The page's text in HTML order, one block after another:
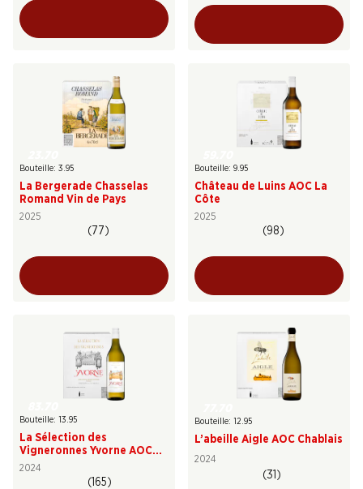
Bouteille: 3.95
La Bergerade Chasselas
Romand Vin de Pays
2025
(77)
Bouteille: 9.95
Château de Luins AOC La
Côte
2025
(98)
Bouteille: 13.95
La Sélection des
Vigneronnes Yvorne AOC
Chablais
2024
(165)
Bouteille: 12.95
L’abeille Aigle AOC Chablais
2024
(31)